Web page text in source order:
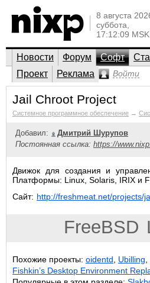
8 августа
суббота,
17:12:09 MSK
Новости Форум Софт
Проект
Реклама Войти
Jail Chroot Project
Системное программное обеспечение →
Добавил:
Дмитрий Шурупов
Постоянная ссылка: https://
Движок для создания и
Платформы: Linux, Solaris, IRIX и
Сайт: http://freshmeat.net/projects/
FreeBSD
Похожие проекты: oidentd Ubilling
Fishkin’s Desktop Environment